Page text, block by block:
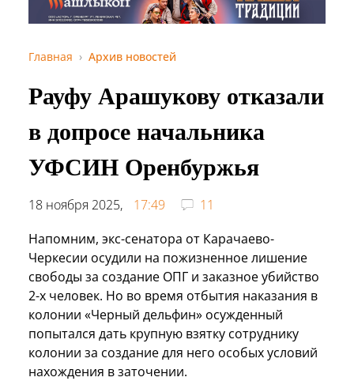
Главная Архив новостей
Рауфу Арашукову отказали
в допросе начальника
УФСИН Оренбуржья
18 ноября 2025, 17:49
11
Напомним, экс-сенатора от Карачаево-
Черкесии осудили на пожизненное лишение
свободы за создание ОПГ и заказное убийство
2-х человек. Но во время отбытия наказания в
колонии «Черный дельфин» осужденный
попытался дать крупную взятку сотруднику
колонии за создание для него особых условий
нахождения в заточении.